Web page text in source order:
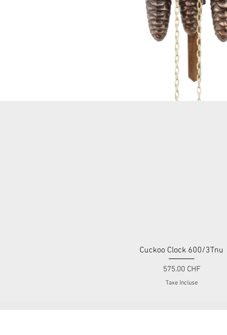
Aperçu rapide
Cuckoo Clock 600/3Tnu
Prix
575.00 CHF
Taxe Incluse